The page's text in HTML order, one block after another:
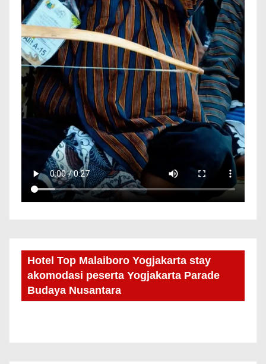
Hotel Top Malaiboro Yogjakarta stay
akomodasi peserta Yogjakarta Parade
Budaya Nusantara